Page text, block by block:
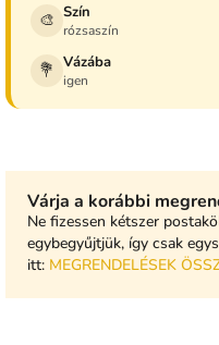
🎨 Szín
rózsaszín
💐 Vázába
igen
Várja a korábbi
Ne fizessen kétszer
egybegyűjtjük, így csak
itt: MEGRENDELÉSEK